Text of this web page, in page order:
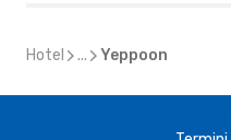
Hotel ... Yeppoon